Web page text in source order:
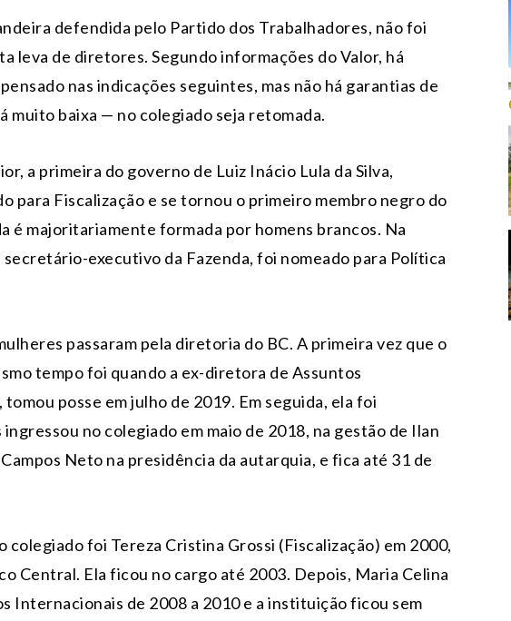
defendida pelo Partido dos Trabalhadores, não foi
leva de diretores. Segundo informações do Valor, há
nas indicações seguintes, mas não há garantias de
muito baixa — no colegiado seja retomada.
a primeira do governo de Luiz Inácio Lula da Silva,
para Fiscalização e se tornou o primeiro membro negro do
é majoritariamente formada por homens brancos. Na
executivo da Fazenda, foi nomeado para Política
passaram pela diretoria do BC. A primeira vez que o
tempo foi quando a ex-diretora de Assuntos
posse em julho de 2019. Em seguida, ela foi
no colegiado em maio de 2018, na gestão de Ilan
Neto na presidência da autarquia, e fica até 31 de
colegiado foi Tereza Cristina Grossi (Fiscalização) em 2000,
Central. Ela ficou no cargo até 2003. Depois, Maria Celina
Internacionais de 2008 a 2010 e a instituição ficou sem